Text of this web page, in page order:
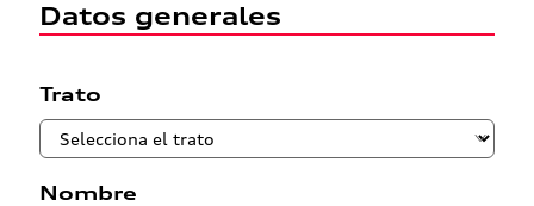
Datos generales
Trato
Nombre